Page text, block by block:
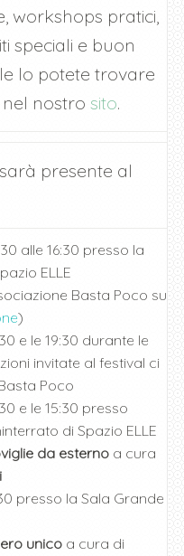
workshops pratici,
speciali e buon
lo potete trovare
nostro sito.
presente al
alle 16:30 presso la
ELLE
Basta Poco su
)
e le 19:30 durante le
invitate al festival ci
Poco
e le 15:30 presso
di Spazio ELLE
da esterno a cura
presso la Sala Grande
unico a cura di